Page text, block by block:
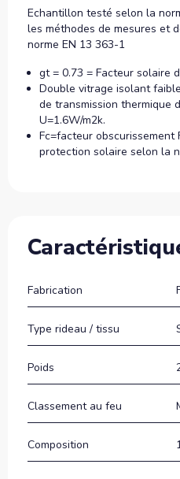
Echantillon testé selon la
les méthodes de mesures et
norme EN 13 363-1
gt = 0.73 = Facteur solaire
Double vitrage isolant
de transmission thermique
U=1.6W/m2k.
Fc=facteur obscurissement
protection solaire selon la
Fabrication
Type rideau / tissu
Poids
Classement au feu
Composition